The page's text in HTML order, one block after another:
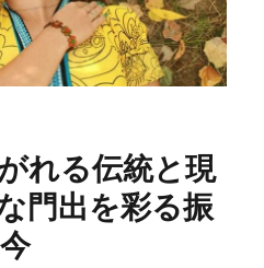
れる伝統と現
門出を彩る振